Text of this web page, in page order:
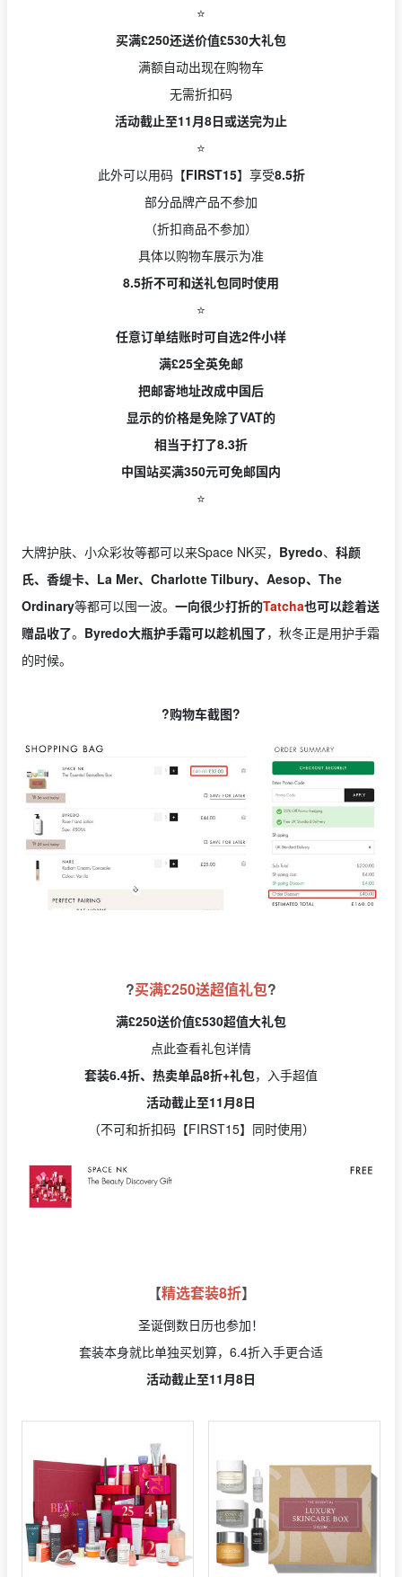
⭐️
买满£250还送价值£530大礼包
满额自动出现在购物车
无需折扣码
活动截止至11月8日或送完为止
⭐️
此外可以用码【FIRST15】享受8.5折
部分品牌产品不参加
（折扣商品不参加）
具体以购物车展示为准
8.5折不可和送礼包同时使用
⭐️
任意订单结账时可自选2件小样
满£25全英免邮
把邮寄地址改成中国后
显示的价格是免除了VAT的
相当于打了8.3折
中国站买满350元可免邮国内
⭐️
大牌护肤、小众彩妆等都可以来Space NK买， Byredo、 科颜
氏、香缇卡、La Mer、Charlotte Tilbury、Aesop、The
Ordinary等都可以囤一波。 一向很少打折的Tatcha也可以趁着送
赠品收了。 Byredo大瓶护手霜可以趁机囤了，秋冬正是用护手霜
的时候。
?购物车截图?
?买满£250送超值礼包?
满£250送价值£530超值大礼包
点此查看礼包详情
套装6.4折、热卖单品8折+礼包，入手超值
活动截止至11月8日
（不可和折扣码【FIRST15】同时使用）
【精选套装8折】
圣诞倒数日历也参加！
套装本身就比单独买划算，6.4折入手更合适
活动截止至11月8日